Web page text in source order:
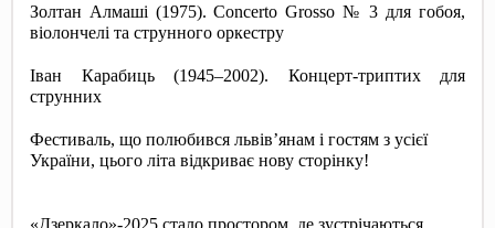
Золтан Алмаші (1975). Concerto Grosso № 3 для гобоя,
віолончелі та струнного оркестру
Іван Карабиць (1945–2002). Концерт-триптих для
струнних
Фестиваль, що полюбився львів’янам і гостям з усієї
України, цього літа відкриває нову сторінку!
«Дзеркало»-2025 стало простором, де зустрічаються